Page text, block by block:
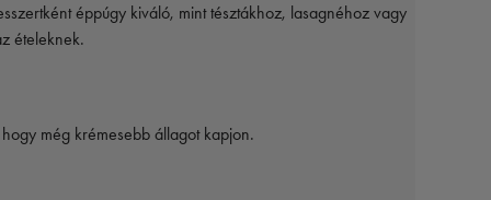
éppúgy kiváló, mint tésztákhoz, lasagnéhoz vagy
ételeknek.
még krémesebb állagot kapjon.